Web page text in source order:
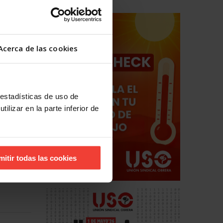
de las cookies
de uso de
en la parte inferior de
todas las cookies